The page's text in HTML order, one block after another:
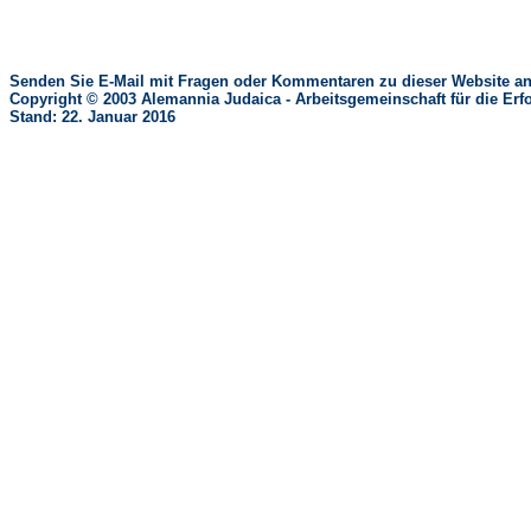
Senden Sie E-Mail mit Fragen oder Kommentaren zu dieser Website
Copyright © 2003 Alemannia Judaica - Arbeitsgemeinschaft für die
Stand: 22. Januar 2016